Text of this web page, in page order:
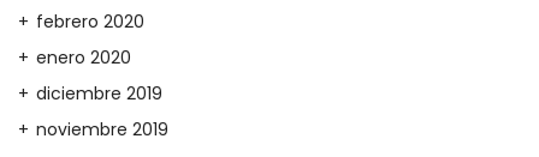
febrero 2020
enero 2020
diciembre 2019
noviembre 2019